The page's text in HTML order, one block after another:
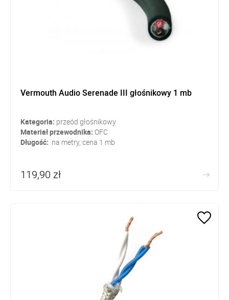
Vermouth Audio Serenade III głośnikowy 1 mb
Kategoria: przeód głośnikowy
Materiał przewodnika: OFC
Długość: na metry, cena 1 mb
119,90 zł